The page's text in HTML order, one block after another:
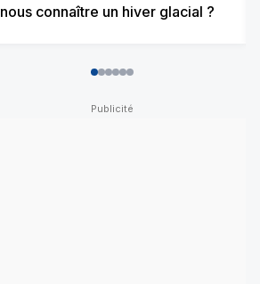
nous connaître un hiver glacial ?
012345